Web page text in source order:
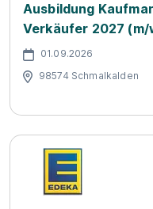
Ausbildung
Verkäufer 2027 (m/
01.09.2026
98574 Schmalkalden